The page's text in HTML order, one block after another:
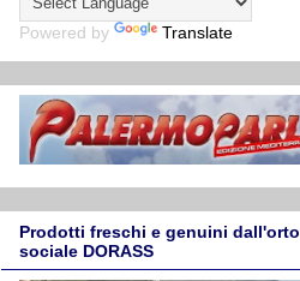
Powered by Translate
Prodotti freschi e genuini dall'orto
sociale DORASS